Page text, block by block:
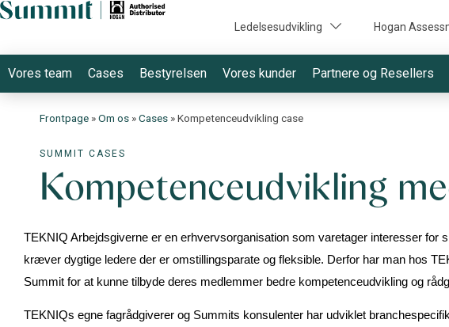
Ledelsesudvikling Hogan
Vores team Cases Bestyrelsen Vores kunder Partnere og Resellers
Frontpage »Om os »Cases »Kompetenceudvikling case
SUMMIT CASES
Kompetenceudvikling
TEKNIQ Arbejdsgiverne er en erhvervsorganisation som varetager interesser
kræver dygtige ledere der er omstillingsparate og fleksible. Derfor har man hos
Summit for at kunne tilbyde deres medlemmer bedre kompetenceudvikling og
TEKNIQs egne fagrådgiverer og Summits konsulenter har udviklet